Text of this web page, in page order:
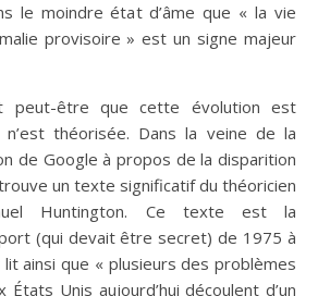
le moindre état d’âme que « la vie
provisoire » est un signe majeur
peut-être que cette évolution est
théorisée. Dans la veine de la
de Google à propos de la disparition
un texte significatif du théoricien
Huntington. Ce texte est la
(qui devait être secret) de 1975 à
ainsi que « plusieurs des problèmes
États Unis aujourd’hui découlent d’un